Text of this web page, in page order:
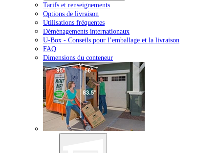
Tarifs et renseignements
Options de livraison
Utilisations fréquentes
Déménagements internationaux
U-Box - Conseils pour l’emballage et la livraison
FAQ
Dimensions du conteneur